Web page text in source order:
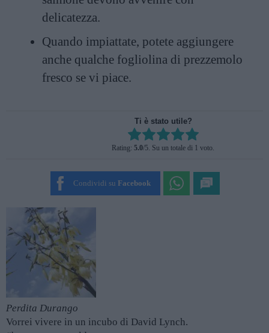
delicatezza.
Quando impiattate, potete aggiungere
anche qualche fogliolina di prezzemolo
fresco se vi piace.
Ti è stato utile?
Rate this item:
SUBMIT RATING
Rating: 5.0/5. Su un totale di 1 voto.
Condividi su Facebook
Perdita Durango
Vorrei vivere in un incubo di David Lynch.